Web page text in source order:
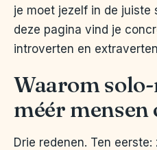
je moet jezelf in de juiste
deze pagina vind je
introverten en
Waarom
méér
Drie redenen. Ten